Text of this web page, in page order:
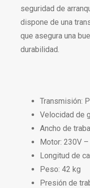
seguridad de
dispone de una
que asegura una
durabilidad.
Transmisión:
Velocidad de
Ancho de
Motor: 230V
Longitud de
Peso: 42 kg
Presión de